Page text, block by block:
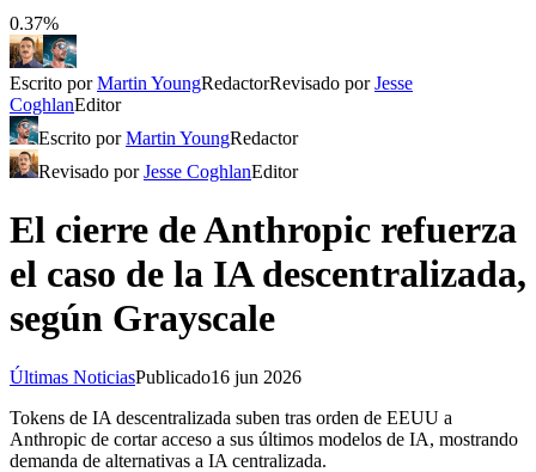
0.37%
Escrito porMartin YoungRedactorRevisado porJesse
CoghlanEditor
Escrito porMartin YoungRedactor
Revisado porJesse CoghlanEditor
El cierre de Anthropic refuerza
el caso de la IA descentralizada,
según Grayscale
Últimas NoticiasPublicado16 jun 2026
Tokens de IA descentralizada suben tras orden de EEUU a
Anthropic de cortar acceso a sus últimos modelos de IA, mostrando
demanda de alternativas a IA centralizada.